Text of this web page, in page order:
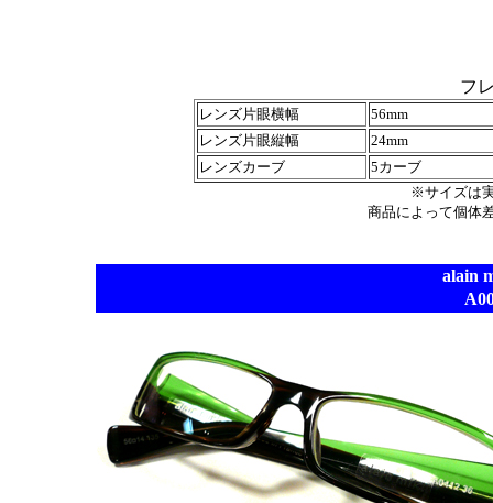
フ
レンズ片眼横幅
56mm
レンズ片眼縦幅
24mm
レンズカーブ
5カーブ
※サイズは
商品によって個体
alain